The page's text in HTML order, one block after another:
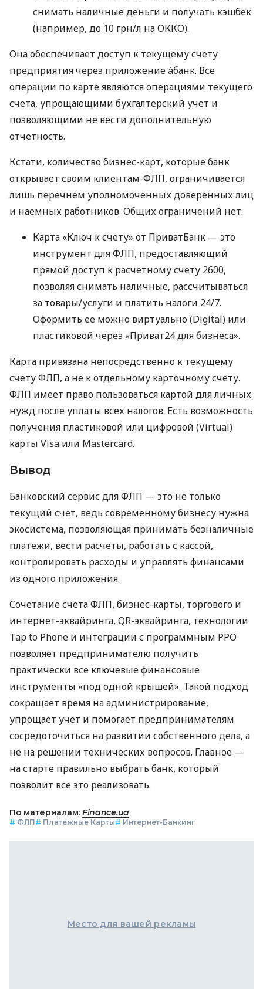
снимать наличные деньги и получать кэшбек
(например, до 10 грн/л на ОККО).
Она обеспечивает доступ к текущему счету
предприятия через приложение àбанк. Все
операции по карте являются операциями текущего
счета, упрощающими бухгалтерский учет и
позволяющими не вести дополнительную
отчетность.
Кстати, количество бизнес-карт, которые банк
открывает своим клиентам-ФЛП, ограничивается
лишь перечнем уполномоченных доверенных лиц
и наемных работников. Общих ограничений нет.
Карта «Ключ к счету» от ПриватБанк — это
инструмент для ФЛП, предоставляющий
прямой доступ к расчетному счету 2600,
позволяя снимать наличные, рассчитываться
за товары/услуги и платить налоги 24/7.
Оформить ее можно виртуально (Digital) или
пластиковой через «Приват24 для бизнеса».
Карта привязана непосредственно к текущему
счету ФЛП, а не к отдельному карточному счету.
ФЛП имеет право пользоваться картой для личных
нужд после уплаты всех налогов. Есть возможность
получения пластиковой или цифровой (Virtual)
карты Visa или Mastercard.
Вывод
Банковский сервис для ФЛП — это не только
текущий счет, ведь современному бизнесу нужна
экосистема, позволяющая принимать безналичные
платежи, вести расчеты, работать с кассой,
контролировать расходы и управлять финансами
из одного приложения.
Сочетание счета ФЛП, бизнес-карты, торгового и
интернет-эквайринга, QR-эквайринга, технологии
Tap to Phone и интеграции с программным РРО
позволяет предпринимателю получить
практически все ключевые финансовые
инструменты «под одной крышей». Такой подход
сокращает время на администрирование,
упрощает учет и помогает предпринимателям
сосредоточиться на развитии собственного дела, а
не на решении технических вопросов. Главное —
на старте правильно выбрать банк, который
позволит все это реализовать.
По материалам: Finance.ua
# ФЛП# Платежные Карты# Интернет-Банкинг
Место для вашей рекламы